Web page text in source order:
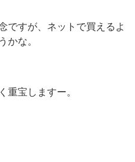
ですが、ネットで買えるよ
かな。
重宝しますー。